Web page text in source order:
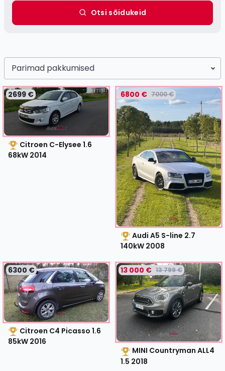
Otsi sõidukeid
Parimad pakkumised
2699 €
Citroen C-Elysee 1.6
68kW 2014
6800 € 7000 €
Audi A5 S-line 2.7
140kW 2008
6300 €
Citroen C4 Picasso 1.6
85kW 2016
13 000 € 13 799 €
MINI Countryman ALL4
1.5 2018